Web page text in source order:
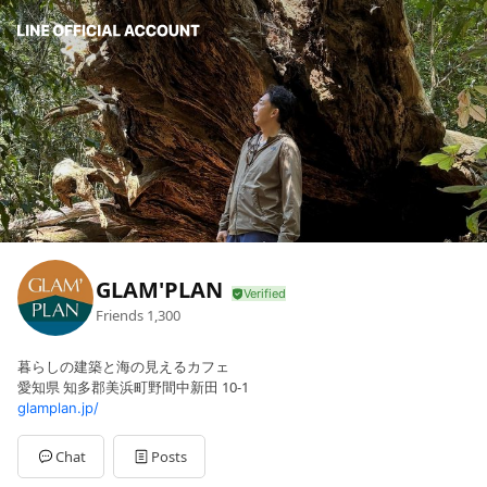
GLAM'PLAN
Friends 1,300
暮らしの建築と海の見えるカフェ
愛知県 知多郡美浜町野間中新田 10-1
glamplan.jp/
Chat Posts